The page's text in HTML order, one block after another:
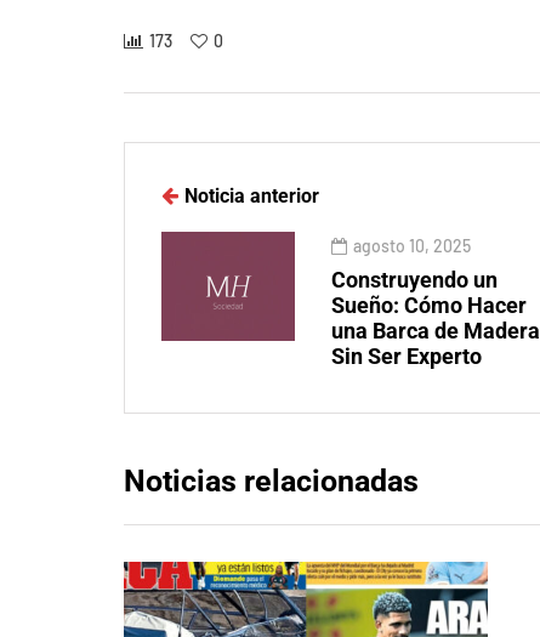
173 0
Noticia anterior
agosto 10, 2025
Construyendo un
Sueño: Cómo Hacer
una Barca de Madera
Sin Ser Experto
Noticias relacionadas